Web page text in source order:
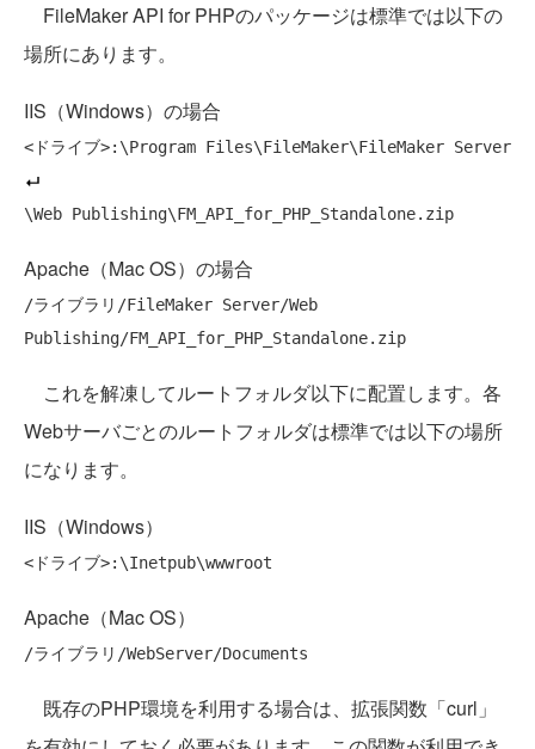
FileMaker API for PHPのパッケージは標準では以下の
場所にあります。
IIS（Windows）の場合
<ドライブ>:\Program Files\FileMaker\FileMaker Server
Apache（Mac OS）の場合
/ライブラリ/FileMaker Server/Web
これを解凍してルートフォルダ以下に配置します。各
Webサーバごとのルートフォルダは標準では以下の場所
になります。
IIS（Windows）
Apache（Mac OS）
既存のPHP環境を利用する場合は、拡張関数「curl」